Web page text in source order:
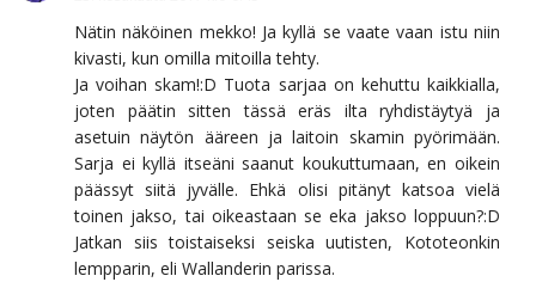
Nätin näköinen mekko! Ja kyllä se vaate vaan istu niin
kivasti, kun omilla mitoilla tehty.
Ja voihan skam!:D Tuota sarjaa on kehuttu kaikkialla,
joten päätin sitten tässä eräs ilta ryhdistäytyä ja
asetuin näytön ääreen ja laitoin skamin pyörimään.
Sarja ei kyllä itseäni saanut koukuttumaan, en oikein
päässyt siitä jyvälle. Ehkä olisi pitänyt katsoa vielä
toinen jakso, tai oikeastaan se eka jakso loppuun?:D
Jatkan siis toistaiseksi seiska uutisten, Kototeonkin
lempparin, eli Wallanderin parissa.